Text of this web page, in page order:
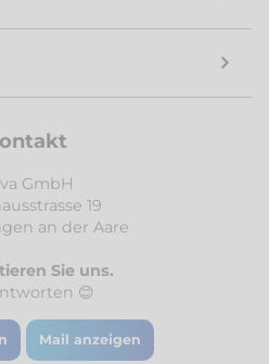
GmbH
19
an der Aare
Sie uns.
😊
Mail anzeigen